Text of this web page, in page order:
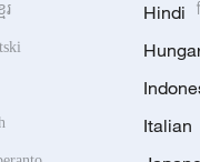
រ Hindi
Italian